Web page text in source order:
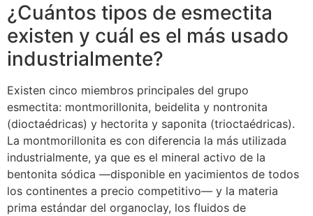
¿Cuántos tipos de esmectita
existen y cuál es el más usado
industrialmente?
Existen cinco miembros principales del grupo
esmectita: montmorillonita, beidelita y nontronita
(dioctaédricas) y hectorita y saponita (trioctaédricas).
La montmorillonita es con diferencia la más utilizada
industrialmente, ya que es el mineral activo de la
bentonita sódica —disponible en yacimientos de todos
los continentes a precio competitivo— y la materia
prima estándar del organoclay, los fluidos de